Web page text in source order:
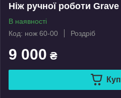
Ніж ручної роботи Grave
В наявності
Код: нож 60-00
Роздріб
9 000 ₴